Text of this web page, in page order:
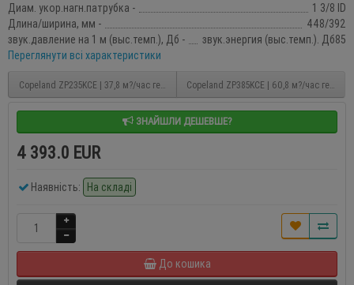
Диам. укор.нагн.патрубка -
1 3/8 ID
Длина/ширина, мм -
448/392
звук.давление на 1 м (выс.темп.), Дб -
звук.энергия (выс.темп.). Дб85
Переглянути всі характеристики
Copeland ZP235KCE | 37,8 м?/час герметичний спіральний компресор
Copeland ZP385KCE | 60,8 м?/час
ЗНАЙШЛИ ДЕШЕВШЕ?
4 393.0 EUR
Наявність: На складі
До кошика